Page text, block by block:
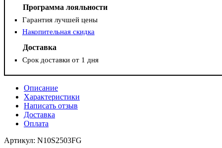
Программа лояльности
Гарантия лучшей цены
Накопительная скидка
Доставка
Срок доставки от 1 дня
Описание
Характеристики
Написать отзыв
Доставка
Оплата
Артикул: N10S2503FG